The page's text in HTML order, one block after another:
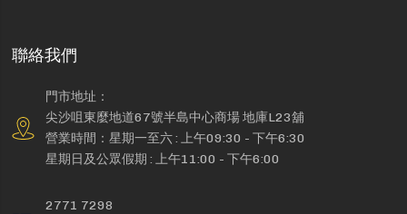
聯絡我們
門市地址：
尖沙咀東麼地道67號半島中心商場 地庫L23舖
營業時間：星期一至六 : 上午09:30 - 下午6:30
星期日及公眾假期 : 上午11:00 - 下午6:00
2771 7298